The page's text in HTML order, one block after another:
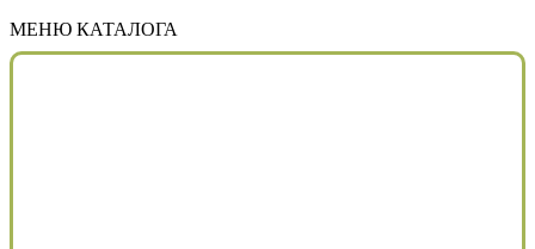
МЕНЮ КАТАЛОГА